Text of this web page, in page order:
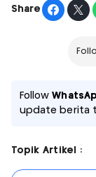
Share
Follow
update berita
Topik Artikel :